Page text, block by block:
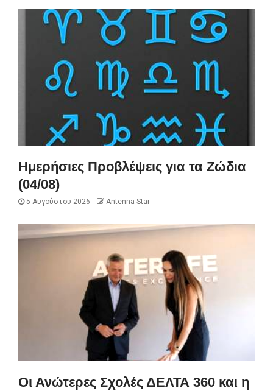
Ημερήσιες Προβλέψεις για τα Ζώδια
(04/08)
5 Αυγούστου 2026 Antenna-Star
Οι Ανώτερες Σχολές ΔΕΛΤΑ 360 και η